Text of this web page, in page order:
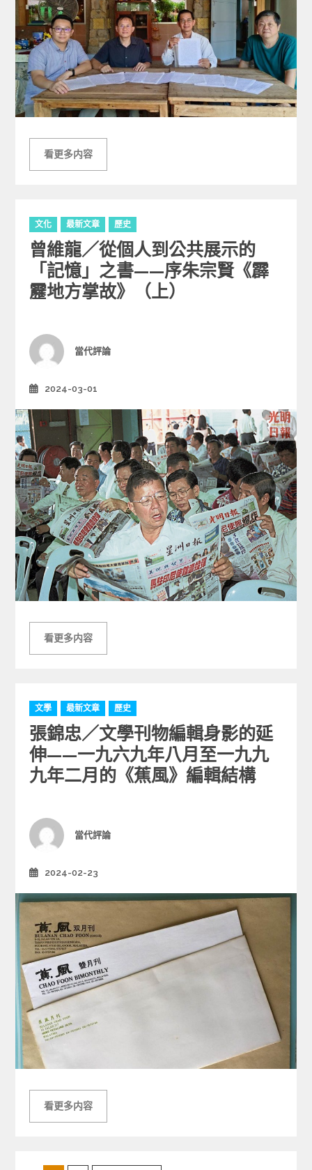
看更多内容
C
a
t
o
e
s
文化 最新文章 歷史
曾維龍／從個人到公共展示的
「記憶」之書——序朱宗賢《霹
靂地方掌故》（上）
Author
當代評論
2024-03-01
看更多内容
C
a
t
e
g
o
e
s
文學 最新文章 歷史
張錦忠／文學刊物編輯身影的延
伸——一九六九年八月至一九九
九年二月的《蕉風》編輯結構
Author
當代評論
2024-02-23
看更多内容